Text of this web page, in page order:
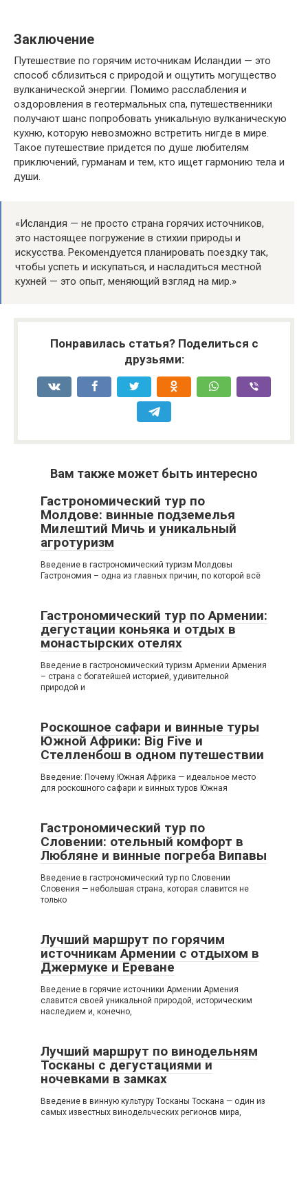
Заключение
Путешествие по горячим источникам Исландии — это
способ сблизиться с природой и ощутить могущество
вулканической энергии. Помимо расслабления и
оздоровления в геотермальных спа, путешественники
получают шанс попробовать уникальную вулканическую
кухню, которую невозможно встретить нигде в мире.
Такое путешествие придется по душе любителям
приключений, гурманам и тем, кто ищет гармонию тела и
души.
«Исландия — не просто страна горячих источников,
это настоящее погружение в стихии природы и
искусства. Рекомендуется планировать поездку так,
чтобы успеть и искупаться, и насладиться местной
кухней — это опыт, меняющий взгляд на мир.»
Понравилась статья? Поделиться с
друзьями:
Вам также может быть интересно
Гастрономический тур по
Молдове: винные подземелья
Милештий Мичь и уникальный
агротуризм
Введение в гастрономический туризм Молдовы
Гастрономия – одна из главных причин, по которой всё
Гастрономический тур по Армении:
дегустации коньяка и отдых в
монастырских отелях
Введение в гастрономический туризм Армении Армения
– страна с богатейшей историей, удивительной
природой и
Роскошное сафари и винные туры
Южной Африки: Big Five и
Стелленбош в одном путешествии
Введение: Почему Южная Африка — идеальное место
для роскошного сафари и винных туров Южная
Гастрономический тур по
Словении: отельный комфорт в
Любляне и винные погреба Випавы
Введение в гастрономический тур по Словении
Словения — небольшая страна, которая славится не
только
Лучший маршрут по горячим
источникам Армении с отдыхом в
Джермуке и Ереване
Введение в горячие источники Армении Армения
славится своей уникальной природой, историческим
наследием и, конечно,
Лучший маршрут по винодельням
Тосканы с дегустациями и
ночевками в замках
Введение в винную культуру Тосканы Тоскана — один из
самых известных винодельческих регионов мира,